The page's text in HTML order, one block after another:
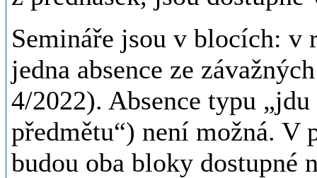
Semináře jsou v blocích: v
jedna absence ze
4/2022). Absence typu
předmětu“) není možná. V
budou oba bloky dostupné